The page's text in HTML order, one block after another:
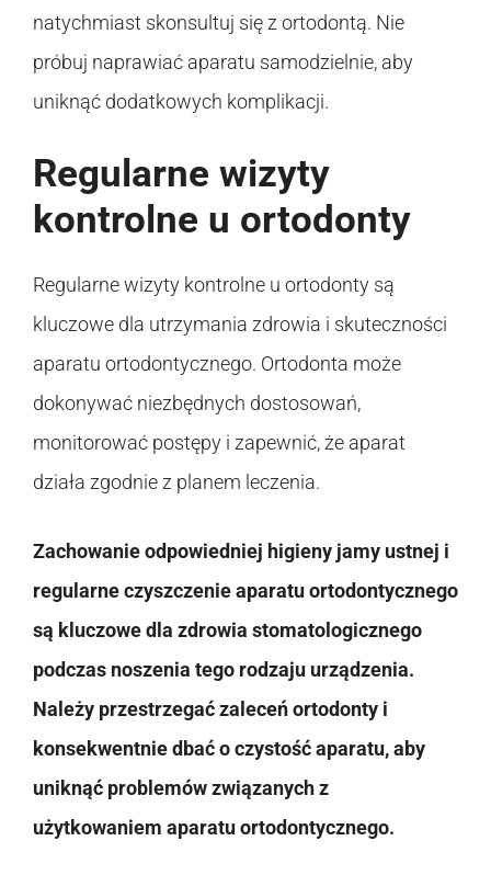
natychmiast skonsultuj się z ortodontą. Nie
próbuj naprawiać aparatu samodzielnie, aby
uniknąć dodatkowych komplikacji.
Regularne wizyty
kontrolne u ortodonty
Regularne wizyty kontrolne u ortodonty są
kluczowe dla utrzymania zdrowia i skuteczności
aparatu ortodontycznego. Ortodonta może
dokonywać niezbędnych dostosowań,
monitorować postępy i zapewnić, że aparat
działa zgodnie z planem leczenia.
Zachowanie odpowiedniej higieny jamy ustnej i
regularne czyszczenie aparatu ortodontycznego
są kluczowe dla zdrowia stomatologicznego
podczas noszenia tego rodzaju urządzenia.
Należy przestrzegać zaleceń ortodonty i
konsekwentnie dbać o czystość aparatu, aby
uniknąć problemów związanych z
użytkowaniem aparatu ortodontycznego.